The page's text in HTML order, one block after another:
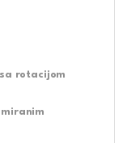
rotacijom